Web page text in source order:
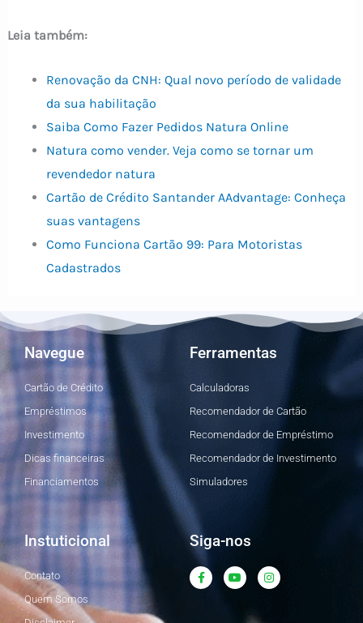
Leia também:
Renovação da CNH: Qual novo período de validade
da sua habilitação
Saiba Como Fazer Pedidos Natura Online
Natura como vender. Veja como se tornar um
revendedor natura
Cartão de Crédito Santander AAdvantage: Conheça
suas vantagens
Como Funciona Cartão 99: Para Motoristas
Cadastrados
Navegue
Cartão de Crédito
Empréstimos
Investimento
Dicas financeiras
Financiamentos
Ferramentas
Calculadoras
Recomendador de Cartão
Recomendador de Empréstimo
Recomendador de Investimento
Simuladores
Instuticional
Contato
Quem Somos
Siga-nos
F
a
c
Y
o
u
I
n
s